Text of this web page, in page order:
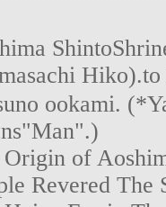
ookami.
of
Revered The